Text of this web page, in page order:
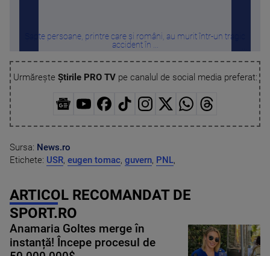
Șapte persoane, printre care și români, au murit într-un tragic
accident în ...
Urmărește Știrile PRO TVpe canalul de social media preferat:
Sursa: News.ro
Etichete: USR, eugen tomac, guvern, PNL,
ARTICOL RECOMANDAT DE
SPORT.RO
Anamaria Goltes merge în
instanță! Începe procesul de